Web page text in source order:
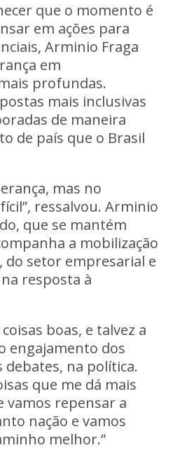
que o momento é
em ações para
Arminio Fraga
em
profundas.
mais inclusivas
de maneira
de país que o Brasil
mas no
ressalvou. Arminio
que se mantém
a mobilização
do setor empresarial e
resposta à
boas, e talvez a
engajamento dos
debates, na política.
que me dá mais
vamos repensar a
nação e vamos
melhor.”